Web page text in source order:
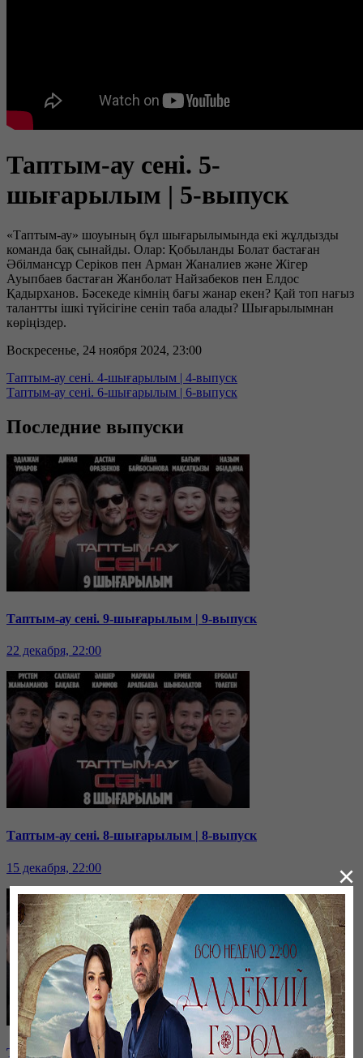
Таптым-ау сені. 5-
шығарылым | 5-выпуск
«Таптым-ау» шоуының бұл шығарылымында екі жұлдызды
команда бақ сынайды. Олар: Қобыланды Болат бастаған
Әбілмансұр Серіков пен Арман Жаналиев және Жігер
Ауыпбаев бастаған Жанболат Найзабеков пен Елдос
Қадырханов. Бәсекеде кімнің бағы жанар екен? Қай топ нағыз
талантты ішкі түйсігіне сеніп таба алады? Шығарылымнан
көріңіздер.
Воскресенье, 24 ноября 2024, 23:00
Таптым-ау сені. 4-шығарылым | 4-выпуск
Таптым-ау сені. 6-шығарылым | 6-выпуск
Последние выпуски
Таптым-ау сені. 9-шығарылым | 9-выпуск
22 декабря, 22:00
Таптым-ау сені. 8-шығарылым | 8-выпуск
15 декабря, 22:00
Таптым-ау сені. 7-шығарылым | 7-выпуск
×